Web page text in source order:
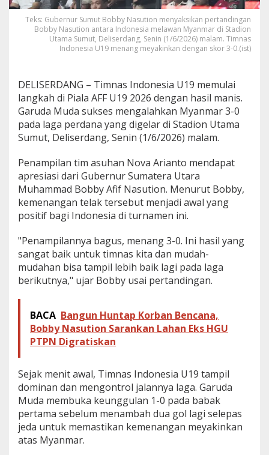
u
d
a
T
a
u
k
a
n
M
y
m
a
r
3
-
0
Teks: Gubernur Sumut Bobby Nasution menyaksikan pertandingan
Bobby Nasution antara Indonesia melawan Myanmar di Stadion
Utama Sumut, Deliserdang, Senin (1/6/2026) malam. Timnas
Indonesia U19 menang meyakinkan dengan skor 3-0.(ist)
DELISERDANG – Timnas Indonesia U19 memulai
langkah di Piala AFF U19 2026 dengan hasil manis.
Garuda Muda sukses mengalahkan Myanmar 3-0
pada laga perdana yang digelar di Stadion Utama
Sumut, Deliserdang, Senin (1/6/2026) malam.
Penampilan tim asuhan Nova Arianto mendapat
apresiasi dari Gubernur Sumatera Utara
Muhammad Bobby Afif Nasution. Menurut Bobby,
kemenangan telak tersebut menjadi awal yang
positif bagi Indonesia di turnamen ini.
"Penampilannya bagus, menang 3-0. Ini hasil yang
sangat baik untuk timnas kita dan mudah-
mudahan bisa tampil lebih baik lagi pada laga
berikutnya," ujar Bobby usai pertandingan.
BACA Bangun Huntap Korban Bencana,
Bobby Nasution Sarankan Lahan Eks HGU
PTPN Digratiskan
Sejak menit awal, Timnas Indonesia U19 tampil
dominan dan mengontrol jalannya laga. Garuda
Muda membuka keunggulan 1-0 pada babak
pertama sebelum menambah dua gol lagi selepas
jeda untuk memastikan kemenangan meyakinkan
atas Myanmar.